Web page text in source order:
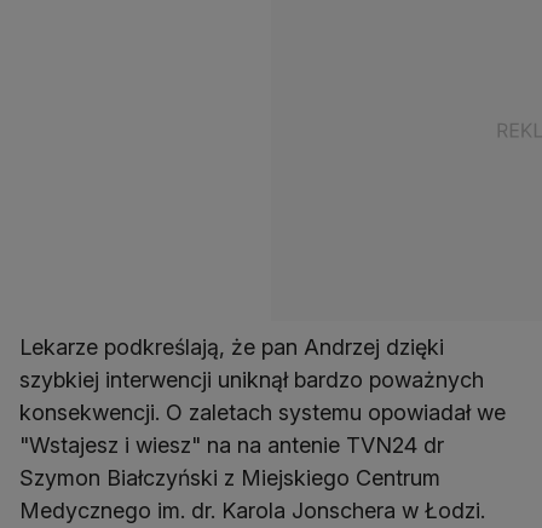
Lekarze podkreślają, że pan Andrzej dzięki
szybkiej interwencji uniknął bardzo poważnych
konsekwencji. O zaletach systemu opowiadał we
"Wstajesz i wiesz" na na antenie TVN24 dr
Szymon Białczyński z Miejskiego Centrum
Medycznego im. dr. Karola Jonschera w Łodzi.